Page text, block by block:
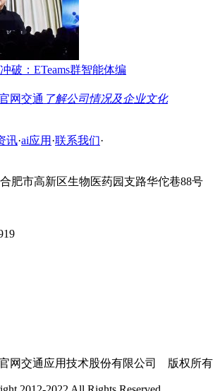
破：ETeams群智能体编
网交通 了解公司情况及企业文化
讯·ai应用 ·联系我们·
肥市高新区生物医药园支路华佗巷88号
网交通应用技术股份有限公司 版权所有